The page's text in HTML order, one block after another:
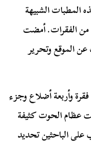
المطبات الشبيهة
من الفقرات. أمضت
عن الموقع وتحرير
إجمالًا، قام علماء الحفريات بحفر 13 فقرة وأربعة أضلاع وجزء
عظام الحوت كثيفة
الباحثين تحديد